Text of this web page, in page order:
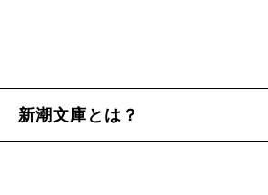
新潮文庫とは？